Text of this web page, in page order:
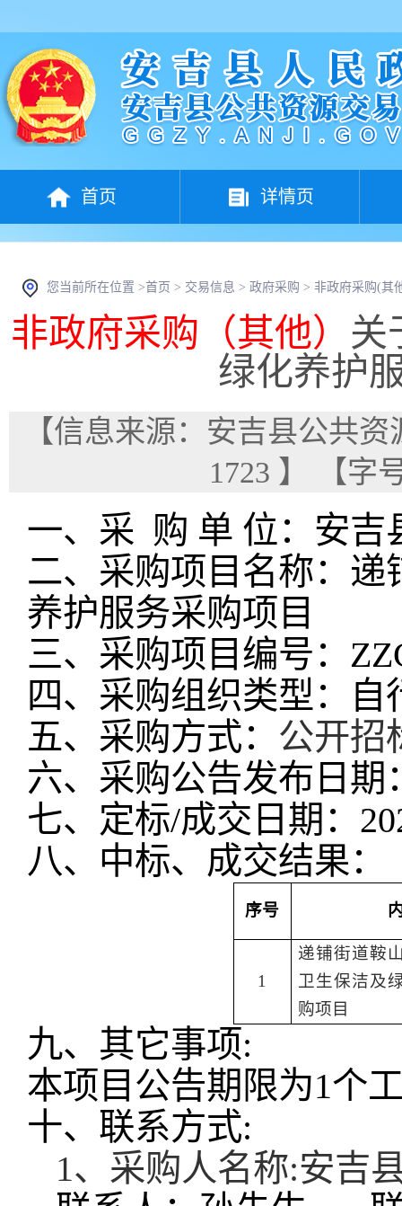
首页 详情页
您当前所在位置 >首页 > 交易信息 > 政府采购 > 非政府采购(其
非政府采购（其他） 关
绿化养护
【信息来源：安吉县公共
1723 】 【字
一、采 购 单 位：安吉
二、采购项目名称：
养护服务采购项目
三、采购项目编号：
四、 采购组织类型：自
五、 采购方式： 公开招
六、 采购公告发布日期
七、定标/成交 日期： 20
八、 中标、成交结果：
序号
1
递铺街道鞍
卫生保洁及
购项目
九、 其它事项:
本项目公告期限为1个
十、 联系方式:
1、采购人名称:安吉